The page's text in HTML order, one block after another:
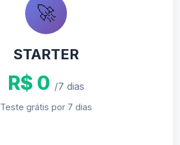
🚀
STARTER
R$ 0 /7 dias
Teste grátis por 7 dias